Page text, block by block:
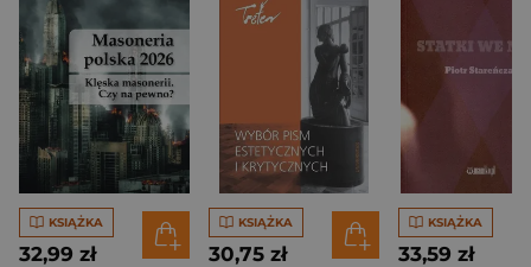
KSIĄŻKA
32,99 zł
KSIĄŻKA
30,75 zł
KSIĄŻKA
33,59 zł